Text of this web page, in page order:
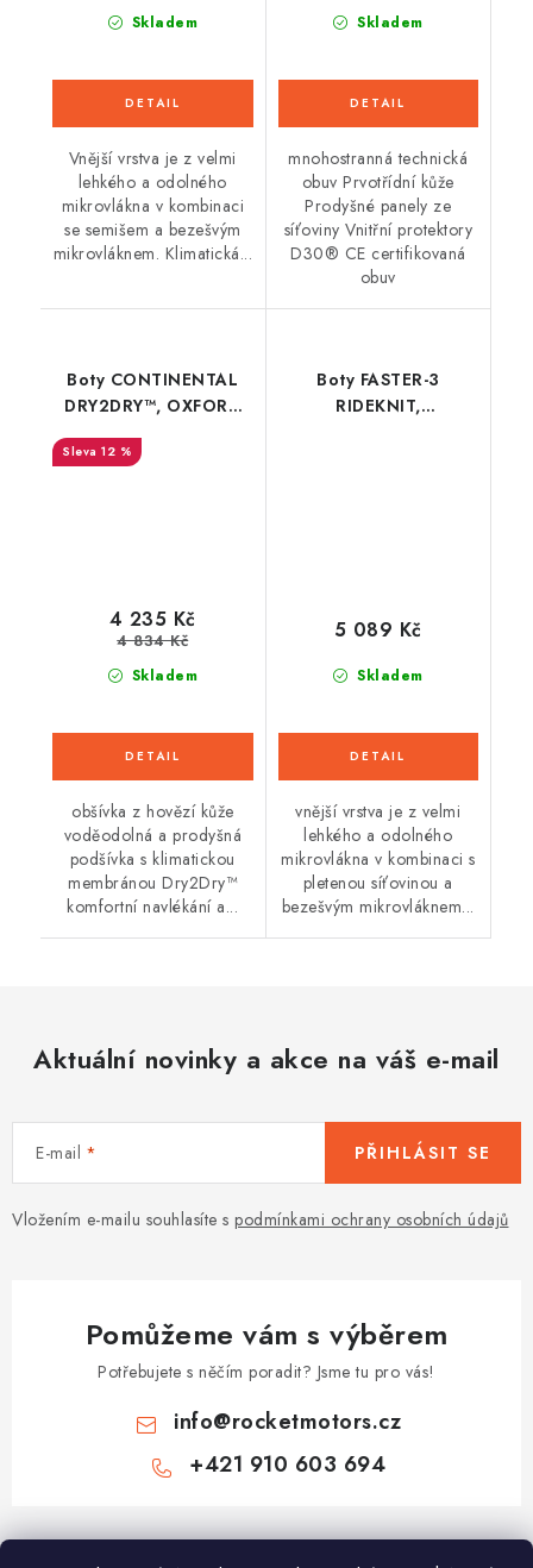
Skladem
Vnější vrstva je z velmi
lehkého a odolného
mikrovlákna v kombinaci
se semišem a bezešvým
mikrovláknem. Klimatická...
Skladem
mnohostranná technická
obuv Prvotřídní kůže
Prodyšné panely ze
síťoviny Vnitřní protektory
D30® CE certifikovaná
obuv
Boty CONTINENTAL
DRY2DRY™, OXFORD
12 %
Skladem
4 235 Kč
4 834 Kč
obšívka z hovězí kůže
voděodolná a prodyšná
podšívka s klimatickou
membránou Dry2Dry™
komfortní navlékání a...
Boty FASTER-3
RIDEKNIT,
Skladem
5 089 Kč
vnější vrstva je z velmi
lehkého a odolného
mikrovlákna v kombinaci s
pletenou síťovinou a
bezešvým mikrovláknem...
Aktuální novinky a akce na váš e-mail
E-mail
Vložením e-mailu souhlasíte s podmínkami ochrany osobních údajů
PŘIHLÁSIT SE
Pomůžeme vám s výběrem
Potřebujete s něčím poradit? Jsme tu pro vás!
info@rocketmotors.cz
+421 910 603 694
Z
á